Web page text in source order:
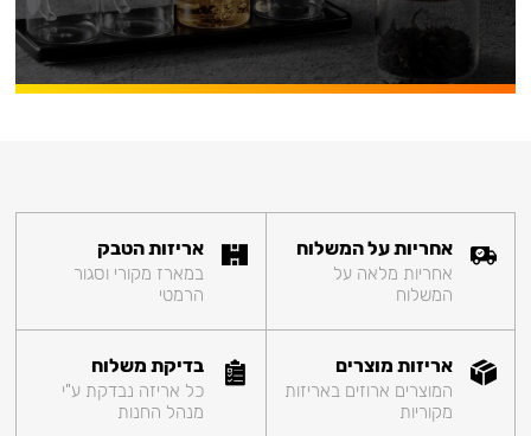
אחריות על המשלוח
אחריות מלאה על
המשלוח
אריזות הטבק
במארז מקורי וסגור
הרמטי
אריזות מוצרים
המוצרים ארוזים באריזות
מקוריות
בדיקת משלוח
כל אריזה נבדקת ע"י
מנהל החנות